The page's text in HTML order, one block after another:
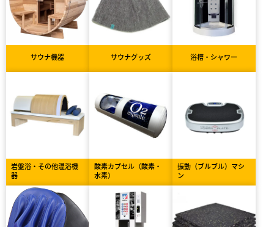
サウナ機器 サウナグッズ 浴槽・シャワー
岩盤浴・その他温浴機
器
酸素カプセル（酸素・
水素）
振動（ブルブル）マシ
ン